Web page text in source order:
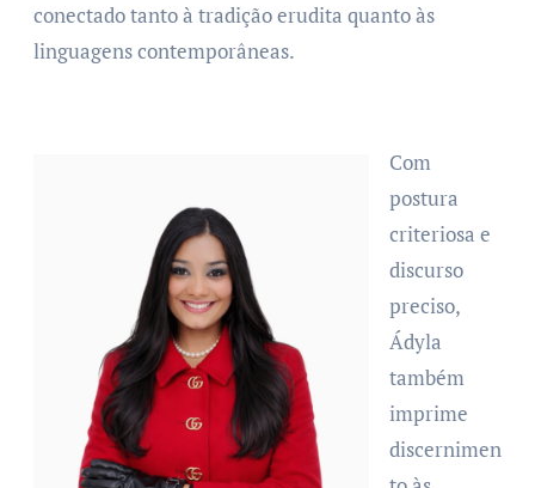
conectado tanto à tradição erudita quanto às
linguagens contemporâneas.
Com
postura
criteriosa e
discurso
preciso,
Ádyla
também
imprime
discernimen